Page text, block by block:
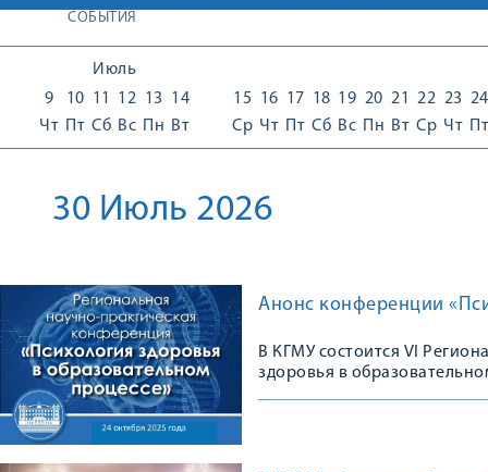
СОБЫТИЯ
Июль
9
Чт
10
Пт
11
Сб
12
Вс
13
Пн
14
Вт
15
Ср
16
Чт
17
Пт
18
Сб
19
Вс
20
Пн
21
Вт
22
Ср
23
Чт
24
Пт
30 Июль 2026
Анонс конференции
В КГМУ состоится VI
здоровья в